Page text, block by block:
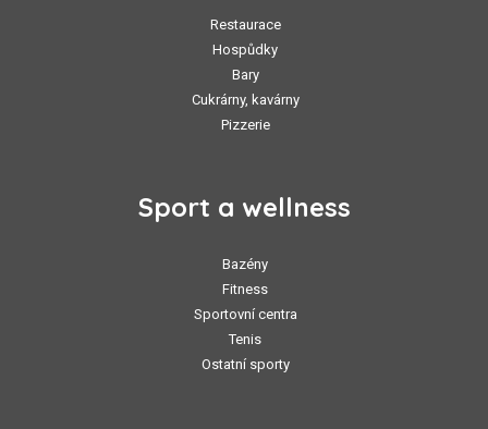
Restaurace
Hospůdky
Bary
Cukrárny, kavárny
Pizzerie
Sport a wellness
Bazény
Fitness
Sportovní centra
Tenis
Ostatní sporty